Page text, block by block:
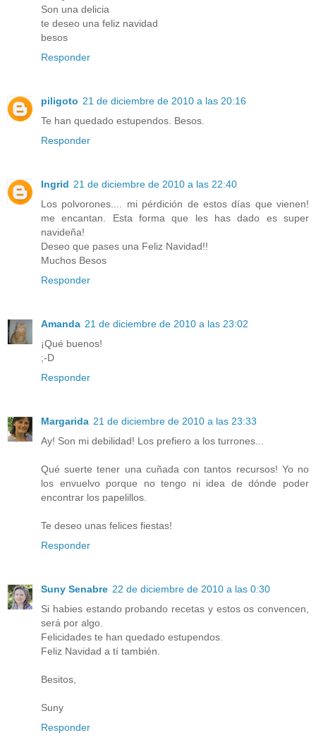
Son una delicia
te deseo una feliz navidad
besos
Responder
piligoto 21 de diciembre de 2010 a las 20:16
Te han quedado estupendos. Besos.
Responder
Ingrid 21 de diciembre de 2010 a las 22:40
Los polvorones.... mi pérdición de estos días que vienen!
me encantan. Esta forma que les has dado es super
navideña!
Deseo que pases una Feliz Navidad!!
Muchos Besos
Responder
Amanda 21 de diciembre de 2010 a las 23:02
¡Qué buenos!
;-D
Responder
Margarida 21 de diciembre de 2010 a las 23:33
Ay! Son mi debilidad! Los prefiero a los turrones...
Qué suerte tener una cuñada con tantos recursos! Yo no
los envuelvo porque no tengo ni idea de dónde poder
encontrar los papelillos.
Te deseo unas felices fiestas!
Responder
Suny Senabre 22 de diciembre de 2010 a las 0:30
Si habies estando probando recetas y estos os convencen,
será por algo.
Felicidades te han quedado estupendos.
Feliz Navidad a tí también.
Besitos,
Suny
Responder